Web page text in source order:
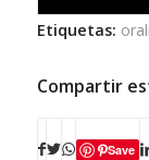
Etiquetas:
Compartir
Save